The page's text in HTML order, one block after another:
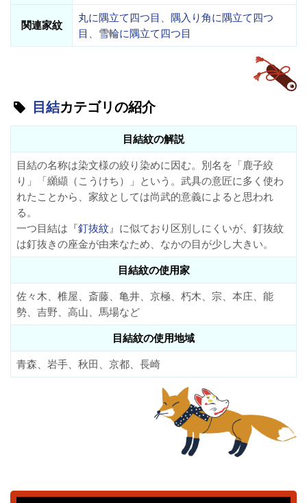
関連家紋
丸に隅立て四つ目 、 隅入り角に隅立て四つ
目 、 雪輪に隅立て四つ目
目結カテゴリの紹介
目結紋の解説
目結の名称は染文様の絞り染めに因む。別名を「鹿子絞
り」「纐纈（こうけち）」という。武具の意匠に多く使わ
れたことから、家紋としては尚武的意義によると思われ
る。
一つ目結は『釘抜紋』に似ており区別しにくいが、釘抜紋
は釘抜きの座金が由来なため、なかの目が少し大きい。
目結紋の使用家
佐々木、椎屋、斎藤、亀井、京極、朽木、宗、本庄、能
勢、吉野、高山、馬場など
目結紋の使用地域
青森、岩手、秋田、京都、長崎